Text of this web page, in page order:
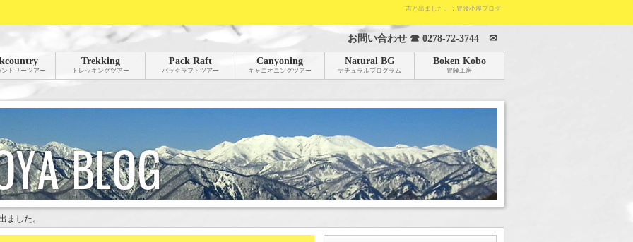
吉と出ました。：冒険小屋ブログ
お問い合わせ ☎ 0278-72-3744 ✉
トリーツアー
Trekking
トレッキングツアー
Pack Raft
パックラフトツアー
Canyoning
キャニオニングツアー
Natural BG
ナチュラルプログラム
Boken Kobo
冒険工房
ました。